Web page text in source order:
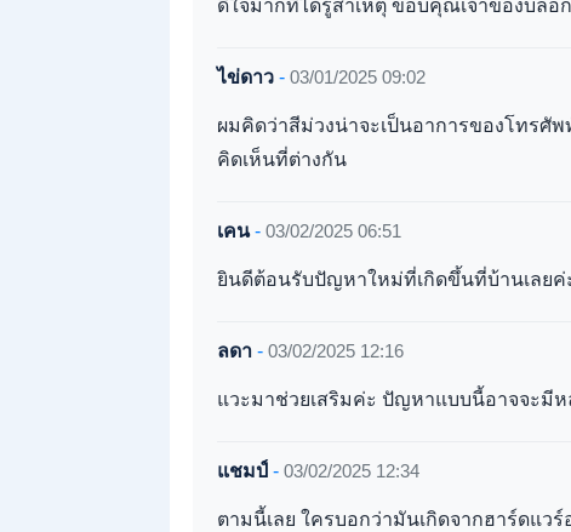
ดีใจมากที่ได้รู้สาเหตุ ขอบคุณเจ้าของบล็
ไข่ดาว- 03/01/2025 09:02
ผมคิดว่าสีม่วงน่าจะเป็นอาการของโทรศั
คิดเห็นที่ต่างกัน
เคน- 03/02/2025 06:51
ยินดีต้อนรับปัญหาใหม่ที่เกิดขึ้นที่บ้านเลยค่ะ
ลดา- 03/02/2025 12:16
แวะมาช่วยเสริมค่ะ ปัญหาแบบนี้อาจจะมี
แชมป์ - 03/02/2025 12:34
ตามนี้เลย ใครบอกว่ามันเกิดจากฮาร์ดแวร์